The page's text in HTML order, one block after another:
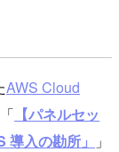
AWS Cloud
【パネルセッ
入の勘所」
」